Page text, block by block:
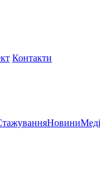
Контакти
Новини